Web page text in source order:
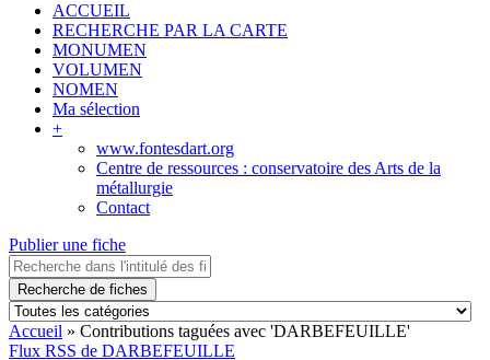
ACCUEIL
RECHERCHE PAR LA CARTE
MONUMEN
VOLUMEN
NOMEN
Ma sélection
+
www.fontesdart.org
Centre de ressources : conservatoire des Arts de la
métallurgie
Contact
Publier une fiche
Recherche de fiches
Accueil » Contributions taguées avec 'DARBEFEUILLE'
Flux RSS de DARBEFEUILLE